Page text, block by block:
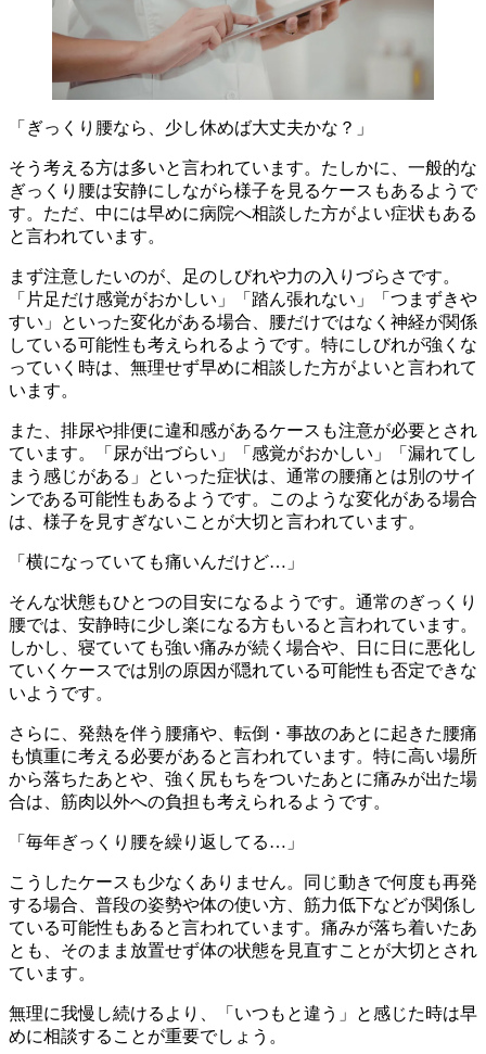
「ぎっくり腰なら、少し休めば大丈夫かな？」
そう考える方は多いと言われています。たしかに、一般的な
ぎっくり腰は安静にしながら様子を見るケースもあるようで
す。ただ、中には早めに病院へ相談した方がよい症状もある
と言われています。
まず注意したいのが、足のしびれや力の入りづらさです。
「片足だけ感覚がおかしい」「踏ん張れない」「つまずきや
すい」といった変化がある場合、腰だけではなく神経が関係
している可能性も考えられるようです。特にしびれが強くな
っていく時は、無理せず早めに相談した方がよいと言われて
います。
また、排尿や排便に違和感があるケースも注意が必要とされ
ています。「尿が出づらい」「感覚がおかしい」「漏れてし
まう感じがある」といった症状は、通常の腰痛とは別のサイ
ンである可能性もあるようです。このような変化がある場合
は、様子を見すぎないことが大切と言われています。
「横になっていても痛いんだけど…」
そんな状態もひとつの目安になるようです。通常のぎっくり
腰では、安静時に少し楽になる方もいると言われています。
しかし、寝ていても強い痛みが続く場合や、日に日に悪化し
ていくケースでは別の原因が隠れている可能性も否定できな
いようです。
さらに、発熱を伴う腰痛や、転倒・事故のあとに起きた腰痛
も慎重に考える必要があると言われています。特に高い場所
から落ちたあとや、強く尻もちをついたあとに痛みが出た場
合は、筋肉以外への負担も考えられるようです。
「毎年ぎっくり腰を繰り返してる…」
こうしたケースも少なくありません。同じ動きで何度も再発
する場合、普段の姿勢や体の使い方、筋力低下などが関係し
ている可能性もあると言われています。痛みが落ち着いたあ
とも、そのまま放置せず体の状態を見直すことが大切とされ
ています。
無理に我慢し続けるより、「いつもと違う」と感じた時は早
めに相談することが重要でしょう。